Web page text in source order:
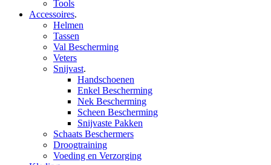
Tools
Accessoires.
Helmen
Tassen
Val Bescherming
Veters
Snijvast.
Handschoenen
Enkel Bescherming
Nek Bescherming
Scheen Bescherming
Snijvaste Pakken
Schaats Beschermers
Droogtraining
Voeding en Verzorging